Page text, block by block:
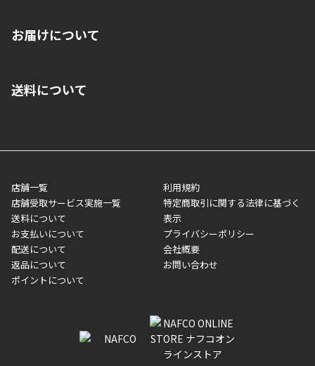
いいただくことはできません。ご了承ください。
■代金引換(代引)※手数料がかかります
■商品によっては一部決済方法が使用できない場合がございま
す。
お届けについて
ご注文が確認出来次第、1～4営業日に発送いたします。「お取り
業日にてお引渡しとなります。(離島などの場合、例外もあります)
メーカー直送品など一部商品については、その他商品との購入に
制限がかかる場合がございます。また発送日についても、通常と
異なる場合がございます。対象商品の説明ページをご確認くださ
い。
■店舗受取をご選択いただいた場合
ご注文が確認出来次第、お受取される店舗在庫を使用してご準備
をさせていただきます。店舗に在庫がない場合は店舗よりお取り
いただく場合がございます。店舗準備でのお渡しとなる為、商品
のみの受け渡しとなります。（箱や納品書は付属しておりませ
ん）店舗で準備が出来次第、メールにてご連絡させていただきま
送料について
店舗一覧
店舗受取サービス実施一覧
送料について
お支払いについて
配送について
返品について
ポイントについて
利用規約
特定商取引に関する法律に基づく
表示
プライバシーポリシー
会社概要
お問い合わせ